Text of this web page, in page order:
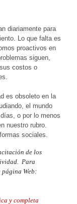
diariamente para
Lo que falta es
proactivos en
siguen,
costos o
es obsoleto en la
el mundo
o por lo menos
nuestro rubro.
sociales.
de los
Para
página Web:
y completa